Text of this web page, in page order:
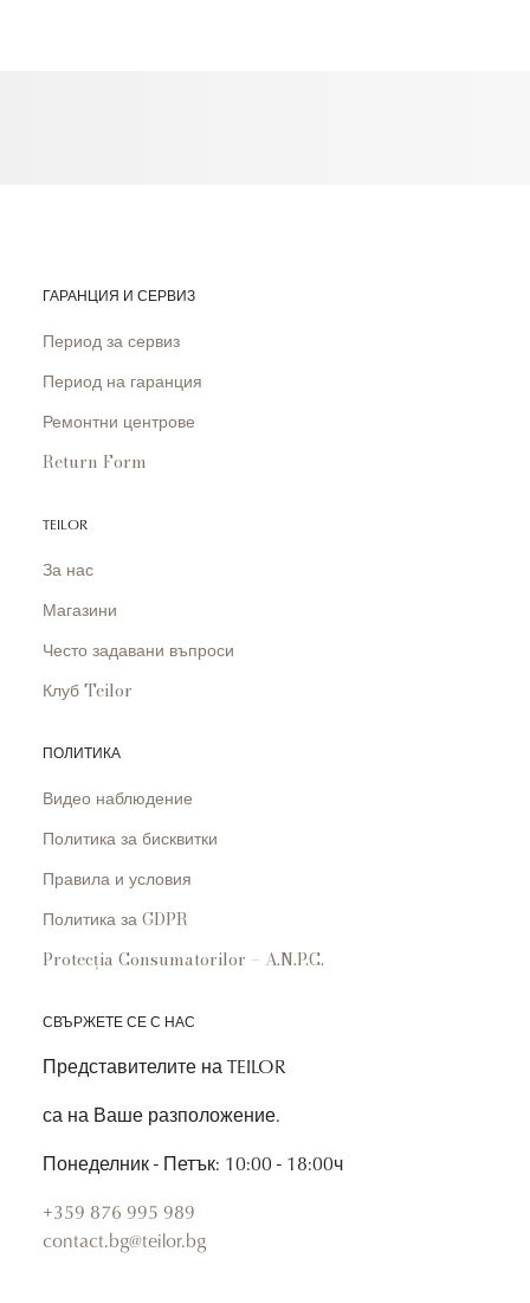
ГАРАНЦИЯ И СЕРВИЗ
Период за сервиз
Период на гаранция
Ремонтни центрове
Return Form
TEILOR
За нас
Магазини
Често задавани въпроси
Клуб Teilor
ПОЛИТИКА
Видео наблюдение
Политика за бисквитки
Правила и условия
Политика за GDPR
Protecția Consumatorilor – A.N.P.C.
СВЪРЖЕТЕ СЕ С НАС
Представителите на TEILOR
са на Ваше разположение.
Понеделник - Петък: 10:00 - 18:00ч
+359 876 995 989
contact.bg@teilor.bg